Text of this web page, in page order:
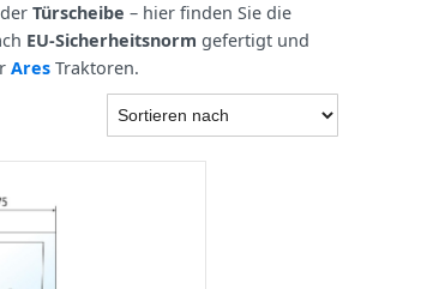
Türscheibe – hier finden Sie die
EU-Sicherheitsnorm gefertigt und
Ares Traktoren.